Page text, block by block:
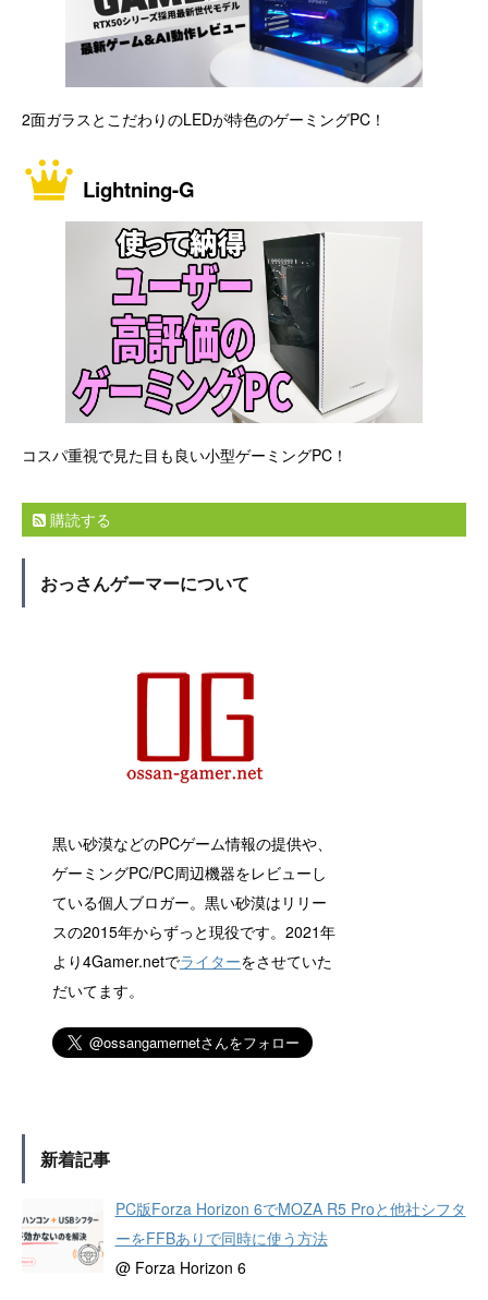
2面ガラスとこだわりのLEDが特色のゲーミングPC！
Lightning-G
コスパ重視で見た目も良い小型ゲーミングPC！
購読する
おっさんゲーマーについて
黒い砂漠などのPCゲーム情報の提供や、
ゲーミングPC/PC周辺機器をレビューし
ている個人ブロガー。黒い砂漠はリリー
スの2015年からずっと現役です。2021年
より4Gamer.netでライターをさせていた
だいてます。
新着記事
PC版Forza Horizon 6でMOZA R5 Proと他社シフタ
ーをFFBありで同時に使う方法
@ Forza Horizon 6